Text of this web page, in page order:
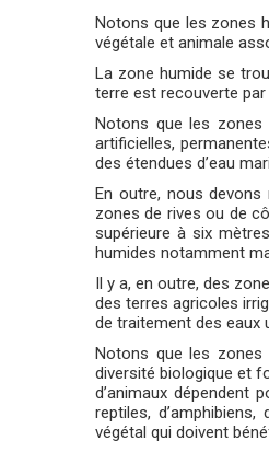
Notons que les zones
végétale et animale
La zone humide se
terre est recouverte par
Notons que les zones
artificielles,
des étendues d’eau
En outre, nous
zones de rives ou de
supérieure à six
humides notamment
Il y a, en outre, des
des terres agricoles
de traitement des eaux
Notons que les
diversité biologique et
d’animaux dépendent
reptiles,
végétal qui doivent